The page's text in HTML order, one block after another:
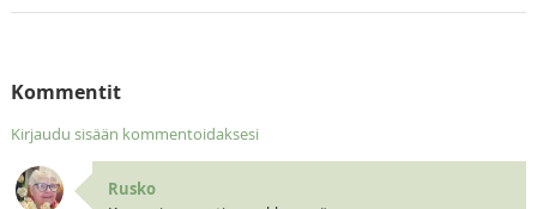
Kommentit
Kirjaudu sisään kommentoidaksesi
Rusko